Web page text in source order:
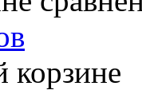
корзине